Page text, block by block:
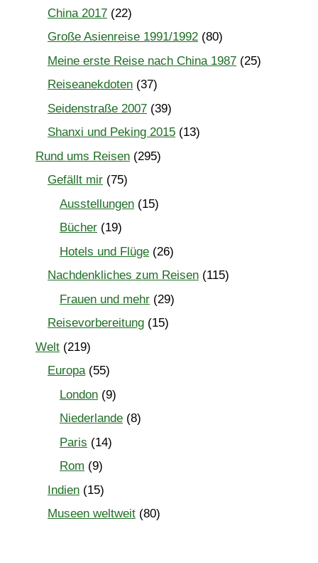
China 2017 (22)
Große Asienreise 1991/1992 (80)
Meine erste Reise nach China 1987 (25)
Reiseanekdoten (37)
Seidenstraße 2007 (39)
Shanxi und Peking 2015 (13)
Rund ums Reisen (295)
Gefällt mir (75)
Ausstellungen (15)
Bücher (19)
Hotels und Flüge (26)
Nachdenkliches zum Reisen (115)
Frauen und mehr (29)
Reisevorbereitung (15)
Welt (219)
Europa(55)
London (9)
Niederlande (8)
Paris (14)
Rom (9)
Indien (15)
Museen weltweit (80)